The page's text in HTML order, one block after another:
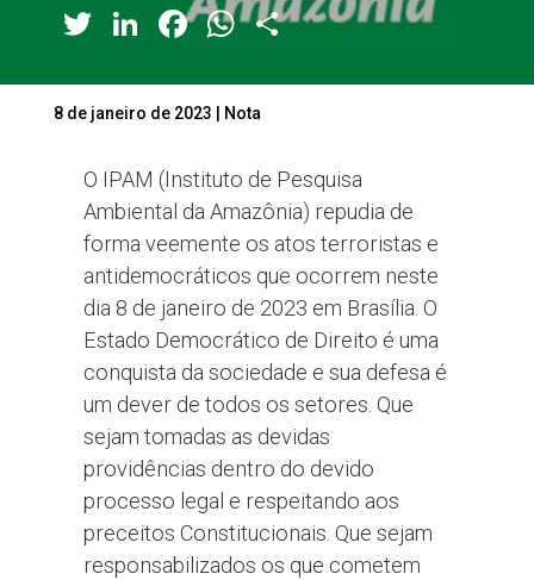
Twitter
LinkedIn
Facebook
WhatsApp
Share
8 de janeiro de 2023 Nota
O IPAM (Instituto de Pesquisa
Ambiental da Amazônia) repudia de
forma veemente os atos terroristas e
antidemocráticos que ocorrem neste
dia 8 de janeiro de 2023 em Brasília. O
Estado Democrático de Direito é uma
conquista da sociedade e sua defesa é
um dever de todos os setores. Que
sejam tomadas as devidas
providências dentro do devido
processo legal e respeitando aos
preceitos Constitucionais. Que sejam
responsabilizados os que cometem